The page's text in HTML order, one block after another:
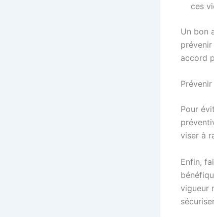
ces
Un bon
accord
Pour
viser à
Enfin,
vigueur